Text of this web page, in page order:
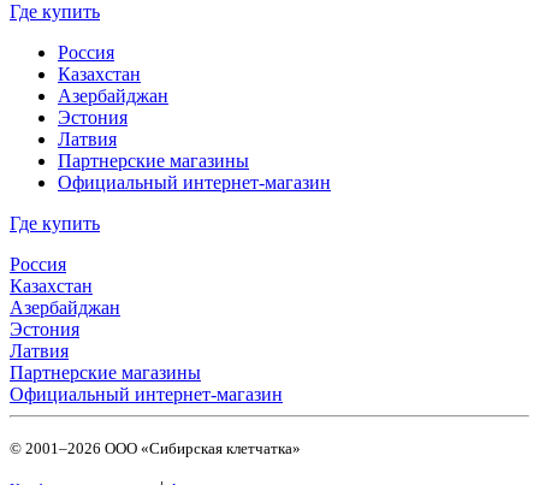
Где купить
Россия
Казахстан
Азербайджан
Эстония
Латвия
Партнерские магазины
Официальный интернет-магазин
Где купить
Россия
Казахстан
Азербайджан
Эстония
Латвия
Партнерские магазины
Официальный интернет-магазин
© 2001–2026 ООО «Сибирская клетчатка»